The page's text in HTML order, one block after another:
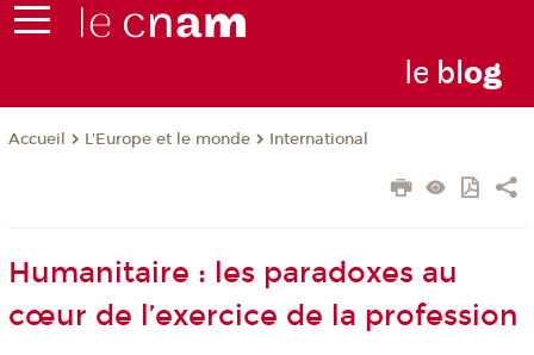
le blog
Accueil L'Europe et le monde International
Humanitaire : les paradoxes au
cœur de l’exercice de la profession